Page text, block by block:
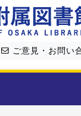
ご意見・お問い